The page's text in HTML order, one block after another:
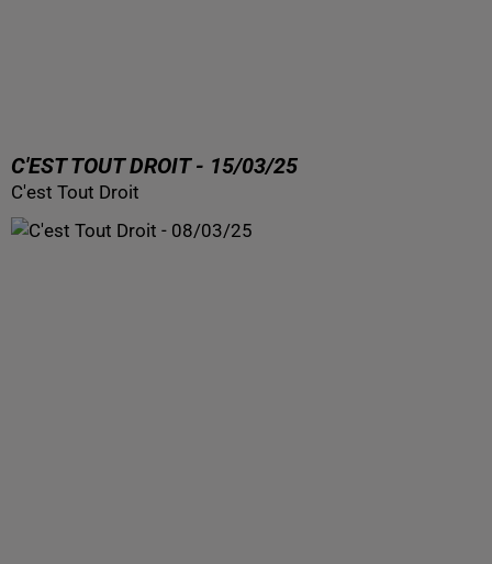
C'EST TOUT DROIT - 15/03/25
C'est Tout Droit